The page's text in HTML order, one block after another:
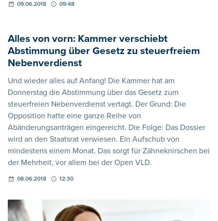
09.06.2018 09:48
Alles von vorn: Kammer verschiebt
Abstimmung über Gesetz zu steuerfreiem
Nebenverdienst
Und wieder alles auf Anfang! Die Kammer hat am
Donnerstag die Abstimmung über das Gesetz zum
steuerfreien Nebenverdienst vertagt. Der Grund: Die
Opposition hatte eine ganze Reihe von
Abänderungsanträgen eingereicht. Die Folge: Das Dossier
wird an den Staatsrat verwiesen. Ein Aufschub von
mindestens einem Monat. Das sorgt für Zähneknirschen bei
der Mehrheit, vor allem bei der Open VLD.
08.06.2018 12:30